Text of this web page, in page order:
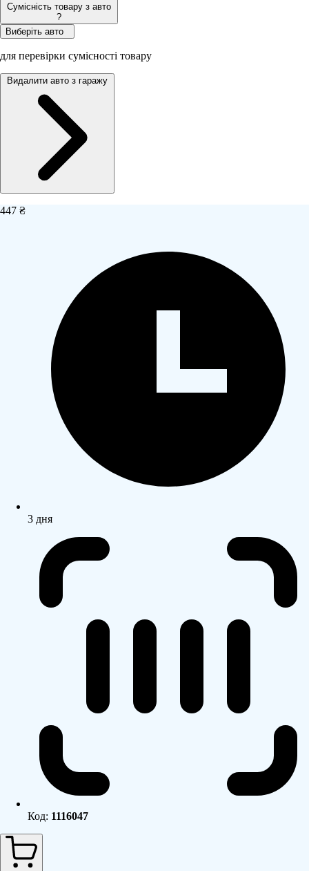
Сумісність товару з авто
?
Виберіть авто
для перевірки сумісності товару
Видалити авто з гаражу
447 ₴
3 дня
Код: 1116047